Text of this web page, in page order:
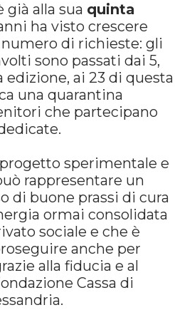
già alla sua quinta
ha visto crescere
di richieste: gli
sono passati dai 5,
ai 23 di questa
una quarantina
che partecipano
sperimentale e
rappresentare un
di buone prassi di cura
ormai consolidata
sociale e che è
anche per
alla fiducia e al
Cassa di